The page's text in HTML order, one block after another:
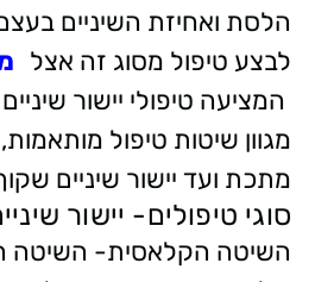
הלסת ואחיזת השיניים
לבצע טיפול מסוג זה אצל
המציעה טיפולי יישור
מגוון שיטות טיפול
מתכת ועד יישור שיניים
סוגי טיפולים- יישור
השיטה הקלאסית- השיטה